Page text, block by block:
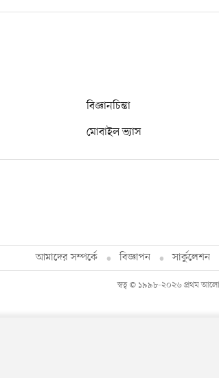
বিজ্ঞানচিন্তা
মোবাইল ভ্যাস
আমাদের সম্পর্কে বিজ্ঞাপন সার্কুলেশন
স্বত্ব © ১৯৯৮-২০২৬ প্রথম আলো